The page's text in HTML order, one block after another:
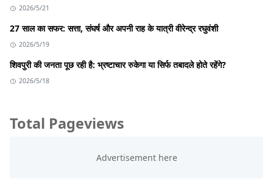
2026/5/21
27 साल का सफर: सत्ता, संघर्ष और अपनी राह के यात्री वीरेन्द्र रघुवंशी
2026/5/19
शिवपुरी की जनता पूछ रही है: भ्रष्टाचार रुकेगा या सिर्फ तबादले होते रहेंगे?
2026/5/18
Total Pageviews